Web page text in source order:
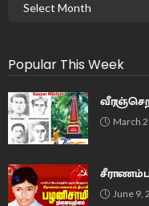
Popular This Week
March
June 9,